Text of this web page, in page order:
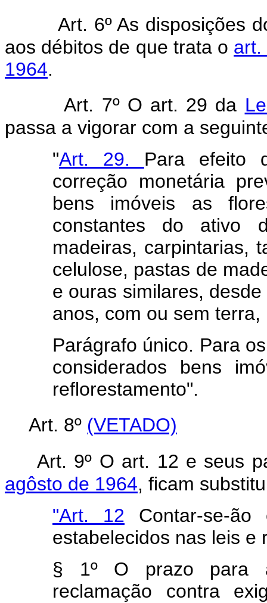
Art. 6º As disposições
aos débitos de que trata o art.
1964.
Art. 7º O art. 29 da
passa a vigorar com a
"Art. 29. Para efeito
correção monetária
bens imóveis as
constantes do ativo
madeiras, carpintarias,
celulose, pastas de
e ouras similares,
anos, com ou sem
Parágrafo único. Para
considerados bens
reflorestamento".
Art. 8º (VETADO)
Art. 9º O art. 12 e seus
agôsto de 1964, ficam
"Art. 12 Contar-se-
estabelecidos nas leis e
§ 1º O prazo para
reclamação contra